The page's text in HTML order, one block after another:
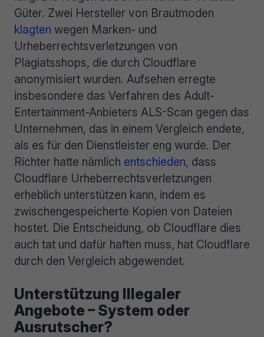
Güter. Zwei Hersteller von Brautmoden
klagten wegen Marken- und
Urheberrechtsverletzungen von
Plagiatsshops, die durch Cloudflare
anonymisiert wurden. Aufsehen erregte
insbesondere das Verfahren des Adult-
Entertainment-Anbieters ALS-Scan gegen das
Unternehmen, das in einem Vergleich endete,
als es für den Dienstleister eng wurde. Der
Richter hatte nämlich entschieden, dass
Cloudflare Urheberrechtsverletzungen
erheblich unterstützen kann, indem es
zwischengespeicherte Kopien von Dateien
hostet. Die Entscheidung, ob Cloudflare dies
auch tat und dafür haften muss, hat Cloudflare
durch den Vergleich abgewendet.
Unterstützung Illegaler
Angebote – System oder
Ausrutscher?